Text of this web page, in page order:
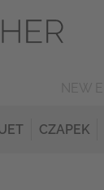
CZAPEK